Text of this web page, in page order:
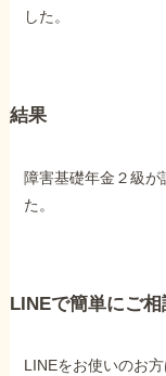
した。
結果
障害基礎年金２級が
た。
LINEで簡単にご相
LINEをお使いのお